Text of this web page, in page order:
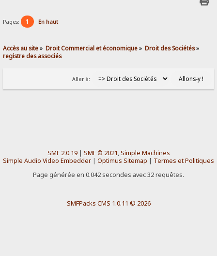
Pages: 1 En haut
Accès au site» Droit Commercial et économique» Droit des Sociétés»
registre des associés
Aller à:
SMF 2.0.19| SMF © 2021,Simple Machines
Simple Audio Video Embedder | Optimus Sitemap | Termes et Politiques
Page générée en 0.042 secondes avec 32 requêtes.
SMFPacks CMS 1.0.11 © 2026